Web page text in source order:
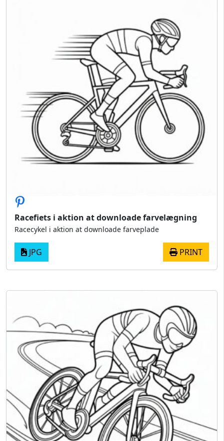
Racefiets i aktion at downloade farvelægning
Racecykel i aktion at downloade farveplade
JPG PRINT